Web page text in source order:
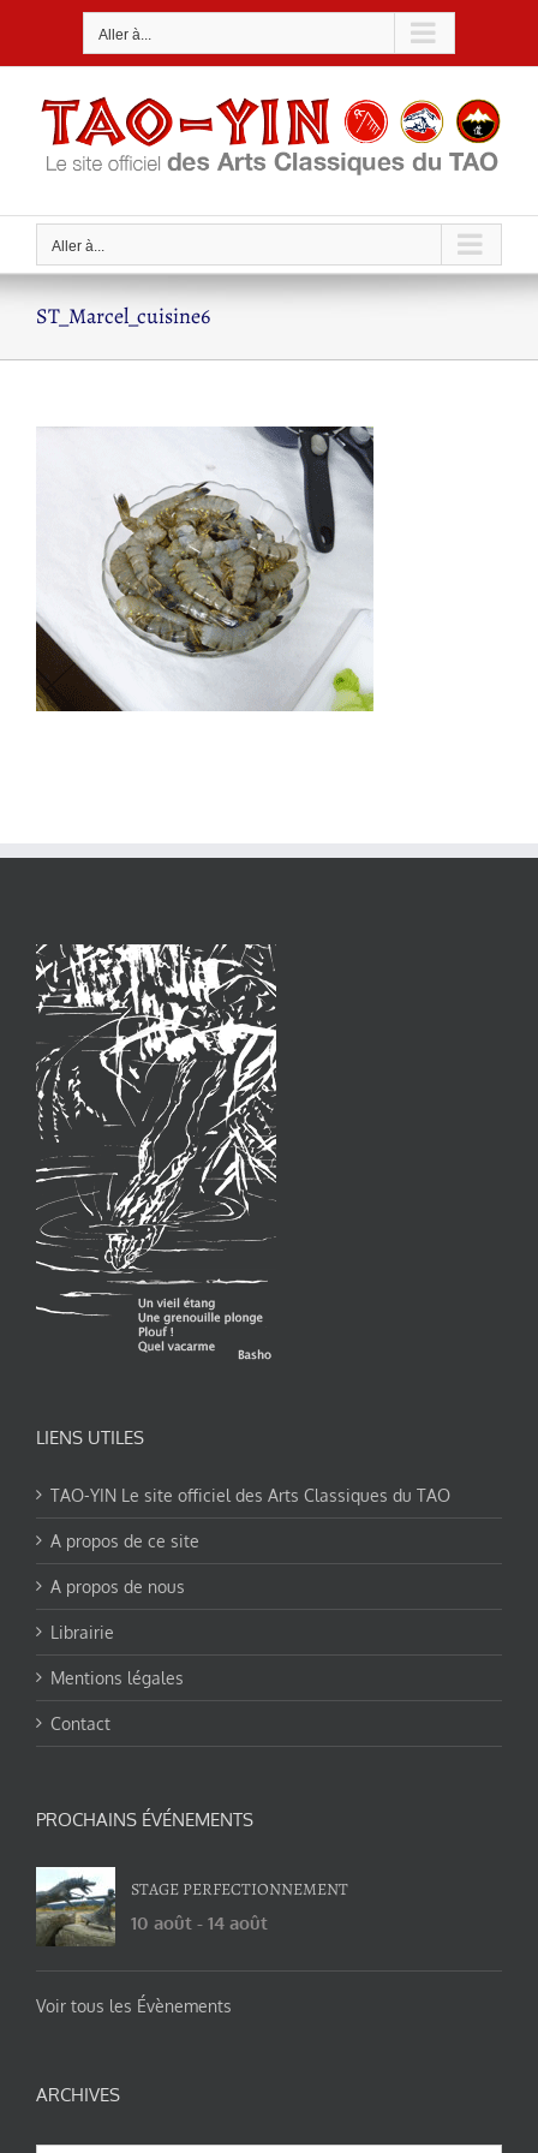
Aller à...
Aller à...
ST_Marcel_cuisine6
LIENS UTILES
TAO-YIN Le site officiel des Arts Classiques du TAO
A propos de ce site
A propos de nous
Librairie
Mentions légales
Contact
PROCHAINS ÉVÉNEMENTS
STAGE PERFECTIONNEMENT
10 août - 14 août
Voir tous les Évènements
ARCHIVES